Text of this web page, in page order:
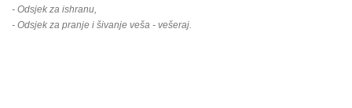
- Odsjek za ishranu,
- Odsjek za pranje i šivanje veša - vešeraj.